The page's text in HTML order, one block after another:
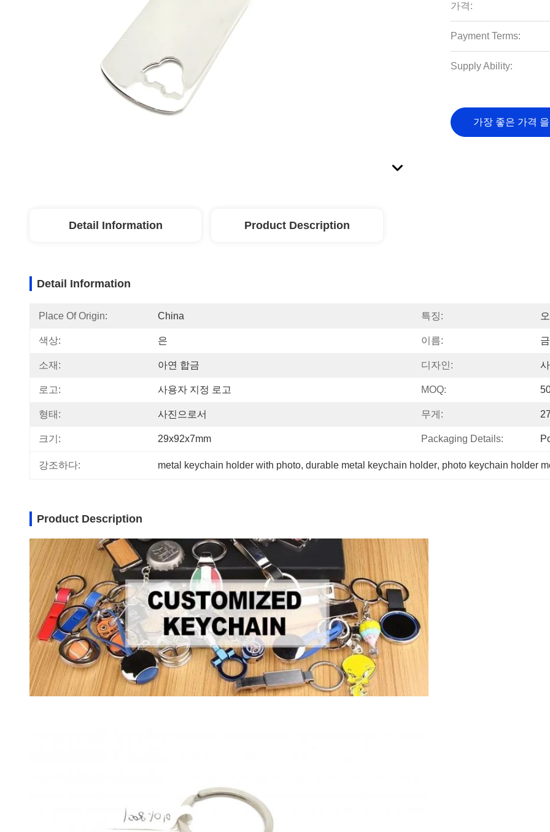
가격:
Payment Terms:
Supply Ability:
가장 좋은 가격
Detail Information Product Description
Detail Information
Place Of Origin: China 특징:
색상: 은 이름:
소재: 아연 합금 디자인:
로고: 사용자 지정 로고 MOQ:
형태: 사진으로서 무게:
크기: 29x92x7mm Packaging Details:
강조하다: metal keychain holder with photo, durable metal keychain holder, photo keychain holder
Product Description